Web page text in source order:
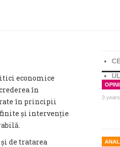
economice
în
în principii
și intervenție
de tratarea
3